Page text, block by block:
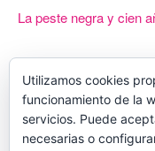
La peste negra y cien
esperaba en la “gripe
Contagio: con la lepra
Utilizamos cookies
funcionamiento de la
servicios. Puede
necesarias o